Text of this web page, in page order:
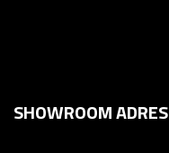
SHOWROOM ADRES